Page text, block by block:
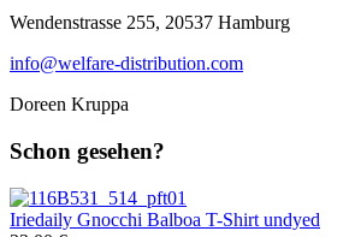
Wendenstrasse 255, 20537 Hamburg
info@welfare-distribution.com
Doreen Kruppa
Schon gesehen?
Iriedaily Gnocchi Balboa T-Shirt undyed